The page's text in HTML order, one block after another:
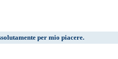
per mio piacere.